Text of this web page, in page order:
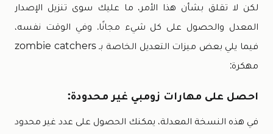
لكن لا تقلق بشأن هذا الأمر، ما عليك سوى تنزيل الإصدار
المعدل والحصول على كل شيء مجانًا. وفي الوقت نفسه،
فيما يلي بعض ميزات التعديل الخاصة بـ zombie catchers
مهكرة:
احصل على مهارات زومبي غير محدودة:
في هذه النسخة المعدلة، يمكنك الحصول على عدد غير محدود